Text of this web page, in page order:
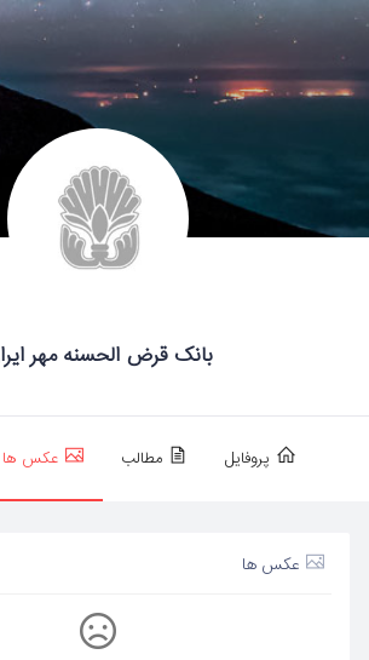
بانک قرض الحسنه مهر
پروفایل مطالب عکس ها
عکس ها